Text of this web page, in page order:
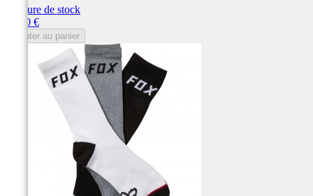
Rupture de stock
30,00 €
Ajouter au panier